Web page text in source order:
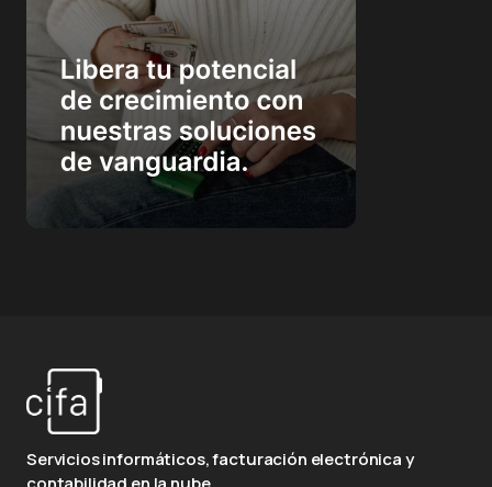
Servicios informáticos, facturación electrónica y